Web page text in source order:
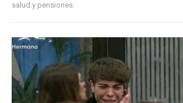
salud y pensiones.